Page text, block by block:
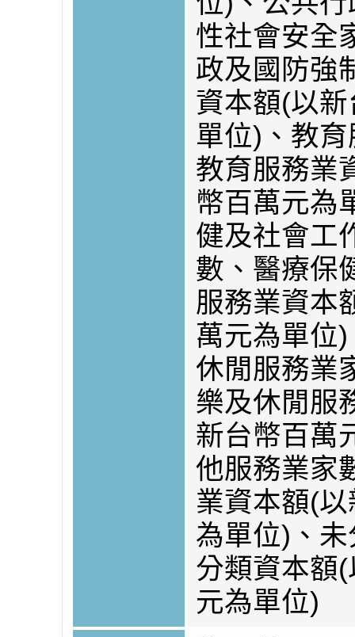
性社會安全
政及國防強
資本額(以
單位)、教
教育服務業
幣百萬元為
健及社會工
數、醫療保
服務業資本
萬元為單位
休閒服務業
樂及休閒服
新台幣百萬
他服務業家
業資本額(
為單位)、
分類資本額
元為單位)